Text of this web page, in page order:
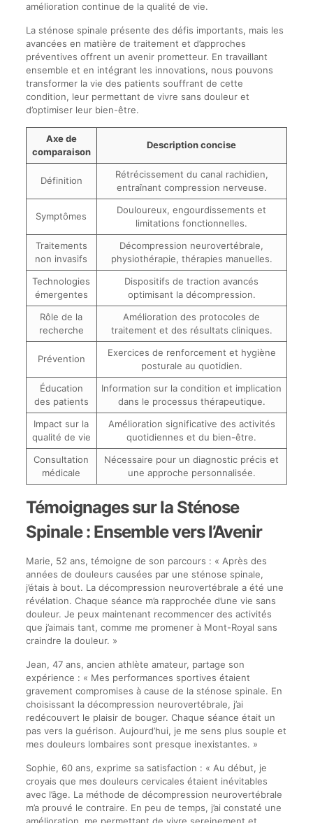
amélioration continue de la qualité de vie.
La sténose spinale présente des défis importants, mais les
avancées en matière de traitement et d’approches
préventives offrent un avenir prometteur. En travaillant
ensemble et en intégrant les innovations, nous pouvons
transformer la vie des patients souffrant de cette
condition, leur permettant de vivre sans douleur et
d’optimiser leur bien-être.
Axe de
comparaison
Description concise
Définition
Rétrécissement du canal rachidien,
entraînant compression nerveuse.
Symptômes
Douloureux, engourdissements et
limitations fonctionnelles.
Traitements
non invasifs
Décompression neurovertébrale,
physiothérapie, thérapies manuelles.
Technologies
émergentes
Dispositifs de traction avancés
optimisant la décompression.
Rôle de la
recherche
Amélioration des protocoles de
traitement et des résultats cliniques.
Prévention
Exercices de renforcement et hygiène
posturale au quotidien.
Éducation
des patients
Information sur la condition et implication
dans le processus thérapeutique.
Impact sur la
qualité de vie
Amélioration significative des activités
quotidiennes et du bien-être.
Consultation
médicale
Nécessaire pour un diagnostic précis et
une approche personnalisée.
Témoignages sur la Sténose
Spinale : Ensemble vers l’Avenir
Marie, 52 ans, témoigne de son parcours : « Après des
années de douleurs causées par une sténose spinale,
j’étais à bout. La décompression neurovertébrale a été une
révélation. Chaque séance m’a rapprochée d’une vie sans
douleur. Je peux maintenant recommencer des activités
que j’aimais tant, comme me promener à Mont-Royal sans
craindre la douleur. »
Jean, 47 ans, ancien athlète amateur, partage son
expérience : « Mes performances sportives étaient
gravement compromises à cause de la sténose spinale. En
choisissant la décompression neurovertébrale, j’ai
redécouvert le plaisir de bouger. Chaque séance était un
pas vers la guérison. Aujourd’hui, je me sens plus souple et
mes douleurs lombaires sont presque inexistantes. »
Sophie, 60 ans, exprime sa satisfaction : « Au début, je
croyais que mes douleurs cervicales étaient inévitables
avec l’âge. La méthode de décompression neurovertébrale
m’a prouvé le contraire. En peu de temps, j’ai constaté une